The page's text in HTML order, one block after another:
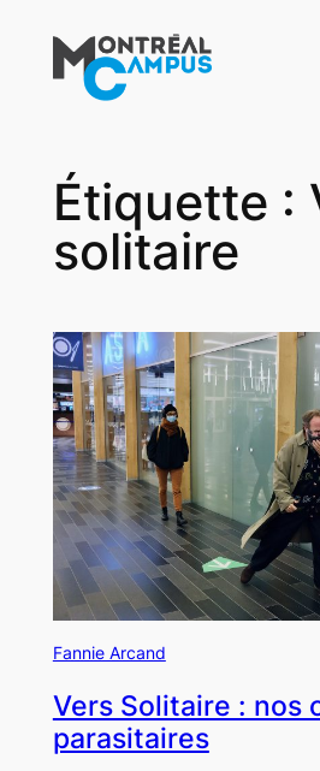
contenu
Étiquette :
solitaire
Fannie Arcand
Vers Solitaire : nos
parasitaires